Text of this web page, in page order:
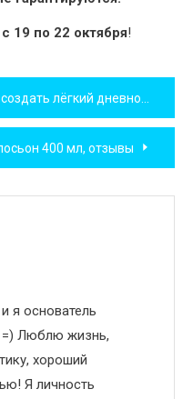
19 по 22 октября!
лёгкий дневной макияж
400 мл, отзывы
я основатель
=) Люблю жизнь,
хороший
Я личность